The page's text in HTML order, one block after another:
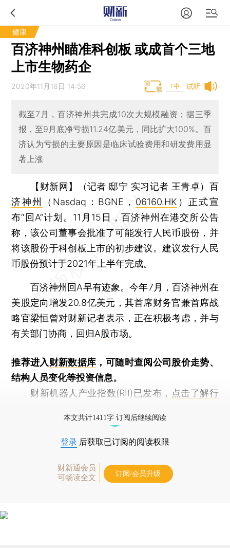
健康
百济神州瞄准科创板 或成首个三地
上市生物药企
试听
2020年11月16日 14:56 T中
截至7月，百济神州共完成10次大规模融资；据三季
报，至9月底净亏损11.24亿美元，同比扩大100%。百
济认为亏损的主要原因是临床试验费用和研发费用显
著上涨
【财新网】（记者 邸宁 实习记者 王青卓） 百
济神州
（Nasdaq：BGNE， 06160.HK ）正式宣
布“回A”计划。11月15日，百济神州在港交所公告
称，该公司董事会批准了可能发行人民币股份，并
将该股份于科创板上市的初步建议。建议发行人民
币股份预计于2021年上半年完成。
百济神州回A早有迹象。今年7月，百济神州在
美股定向增发20.8亿美元，其首席财务官兼首席战
略官梁恒曾对财新记者表示，正在积极考虑，并与
有关部门协商，回归A股市场。
推荐进入财新数据库 ，可随时查阅公司股价走势、
结构人员变化等投资信息。
财新机器人产业指数(RII)已发布， 点击了解行
本文共计1411字 订阅后继续阅读
登录 后获取已订阅的阅读权限
财新通会员
可畅读全文
订阅/会员升级